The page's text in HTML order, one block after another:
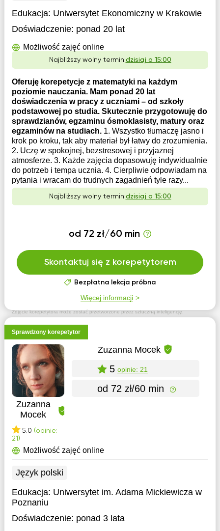
Zdjęcie korepetytora może zostać przetworzone przez sztuczną inteligencję.
Edukacja: Uniwersytet Ekonomiczny w Krakowie
Doświadczenie: ponad 20 lat
Możliwość zajęć online
Najbliższy wolny termin:dzisiaj o 15:00
Oferuję korepetycje z matematyki na każdym
poziomie nauczania. Mam ponad 20 lat
doświadczenia w pracy z uczniami – od szkoły
podstawowej po studia. Skutecznie przygotowuję do
sprawdzianów, egzaminu ósmoklasisty, matury oraz
egzaminów na studiach. 1. Wszystko tłumaczę jasno i
krok po kroku, tak aby materiał był łatwy do zrozumienia.
2. Uczę w spokojnej, bezstresowej i przyjaznej
atmosferze. 3. Każde zajęcia dopasowuję indywidualnie
do potrzeb i tempa ucznia. 4. Cierpliwie odpowiadam na
pytania i wracam do trudnych zagadnień tyle razy...
Najbliższy wolny termin:dzisiaj o 15:00
od 72 zł/60 min
Skontaktuj się z korepetytorem
Bezpłatna lekcja próbna
Więcej informacji
Sprawdzony korepetytor
Zuzanna
Mocek
5.0 (opinie:
21)
Zuzanna Mocek
5 opinie: 21
od 72 zł/60 min
Możliwość zajęć online
Język polski
Edukacja: Uniwersytet im. Adama Mickiewicza w
Poznaniu
Doświadczenie: ponad 3 lata